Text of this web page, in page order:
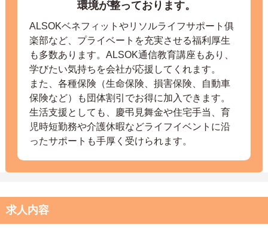
環境が整っております。
ALSOKベネフィットやリソルライフサポート俱
楽部など、プライベートを充実させる福利厚生
も多数あります。ALSOK通信教育講座もあり、
学びたい気持ちを会社が応援してくれます。
また、各種保険（生命保険、損害保険、自動車
保険など）も団体割引でお得に加入できます。
生活支援としても、慶弔見舞金や住宅手当、育
児時短勤務や介護休暇などライフイベントに沿
ったサポートも手厚く受けられます。
求人内容